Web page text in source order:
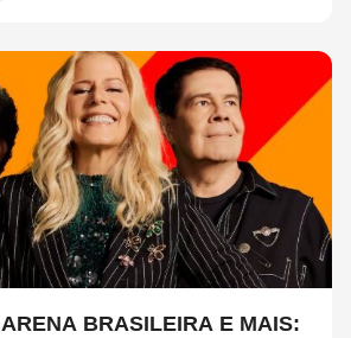
BRASILEIRA E MAIS: